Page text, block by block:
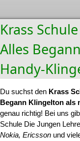
Krass
Alles
Handy-
Du suchst den Krass
Begann Klingelton als
genau richtig! Bei uns
Schule Die Jungen
Nokia, Ericsson und